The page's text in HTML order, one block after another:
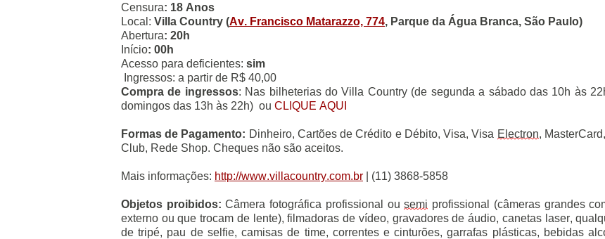
Censura: 18 Anos
Local: Villa Country (Av. Francisco Matarazzo, 774, Parque da Água Branca, São Paulo)
Abertura: 20h
Início: 00h
Acesso para deficientes: sim
Ingressos: a partir de R$ 40,00
Compra de ingressos: Nas bilheterias do Villa Country (de segunda a sábado das 10h às
domingos das 13h às 22h)  ou CLIQUE AQUI
Formas de Pagamento: Dinheiro, Cartões de Crédito e Débito, Visa, Visa Electron, MasterCard,
Club, Rede Shop. Cheques não são aceitos.
Mais informações: http://www.villacountry.com.br | (11) 3868-5858
Objetos proibidos: Câmera fotográfica profissional ou semi profissional (câmeras grandes
externo ou que trocam de lente), filmadoras de vídeo, gravadores de áudio, canetas laser,
de tripé, pau de selfie, camisas de time, correntes e cinturões, garrafas plásticas, bebidas